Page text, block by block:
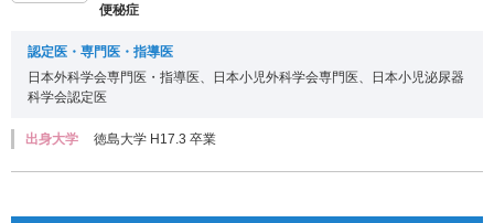
便秘症
認定医・専門医・指導医
日本外科学会専門医・指導医、日本小児外科学会専門医、日本小児泌尿器
科学会認定医
出身大学 徳島大学 H17.3 卒業